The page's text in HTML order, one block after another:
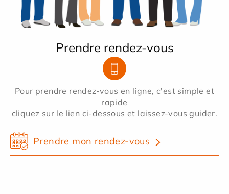
Prendre rendez-vous
Pour prendre rendez-vous en ligne, c'est simple et
rapide
cliquez sur le lien ci-dessous et laissez-vous guider.
Prendre mon rendez-vous